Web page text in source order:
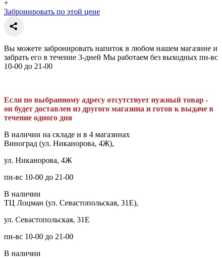
+
Забронировать по этой цене
Вы можете забронировать напиток в любом нашем магазине и
забрать его в течение 3-дней Мы работаем без выходных пн-вс
10-00 до 21-00
Если по выбранному адресу отсутствует нужный товар -
он будет доставлен из другого магазина и готов к выдаче в
течение одного дня
В наличии на складе и в 4 магазинах
Виноград (ул. Никанорова, 4Ж),
ул. Никанорова, 4Ж
пн-вс 10-00 до 21-00
В наличии
ТЦ Лоцман (ул. Севастопольская, 31Е),
ул. Севастопольская, 31Е
пн-вс 10-00 до 21-00
В наличии